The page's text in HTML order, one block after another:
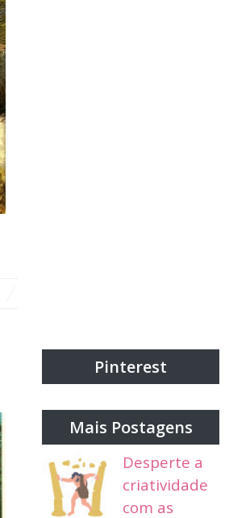
Pinterest
Mais Postagens
Desperte a
criatividade
com as